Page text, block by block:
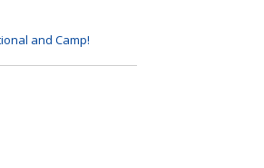
and Camp!